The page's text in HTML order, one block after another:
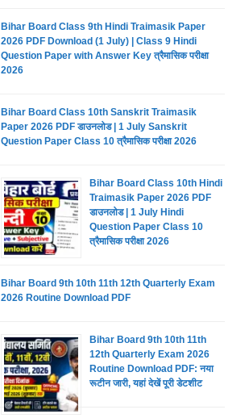
Bihar Board Class 9th Hindi Traimasik Paper
2026 PDF Download (1 July) | Class 9 Hindi
Question Paper with Answer Key त्रैमासिक परीक्षा
2026
Bihar Board Class 10th Sanskrit Traimasik
Paper 2026 PDF डाउनलोड | 1 July Sanskrit
Question Paper Class 10 त्रैमासिक परीक्षा 2026
Bihar Board Class 10th Hindi
Traimasik Paper 2026 PDF
डाउनलोड | 1 July Hindi
Question Paper Class 10
त्रैमासिक परीक्षा 2026
Bihar Board 9th 10th 11th 12th Quarterly Exam
2026 Routine Download PDF
Bihar Board 9th 10th 11th
12th Quarterly Exam 2026
Routine Download PDF: नया
रूटीन जारी, यहां देखें पूरी डेटशीट